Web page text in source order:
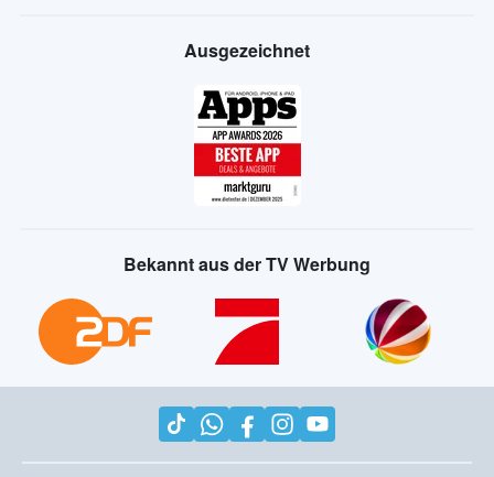
Ausgezeichnet
Bekannt aus der TV Werbung